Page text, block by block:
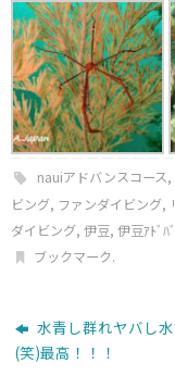
nauiアドバンスコース,
ビング, ファンダイビング,
ダイビング, 伊豆, 伊豆ｱﾄﾞﾊ
ブックマーク.
水青し群れヤバし
(笑)最高！！！